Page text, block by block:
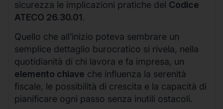
sicurezza le implicazioni pratiche del Codice
ATECO 26.30.01.
Quello che all’inizio poteva sembrare un
semplice dettaglio burocratico si rivela, nella
quotidianità di chi lavora e fa impresa, un
elemento chiave che influenza la serenità
fiscale, le possibilità di crescita e la capacità di
pianificare ogni passo senza inutili ostacoli.